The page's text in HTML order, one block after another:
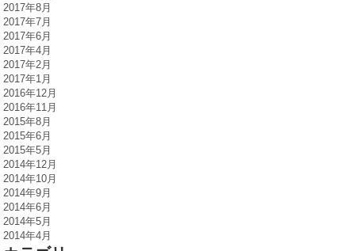
2017年8月
2017年7月
2017年6月
2017年4月
2017年2月
2017年1月
2016年12月
2016年11月
2015年8月
2015年6月
2015年5月
2014年12月
2014年10月
2014年9月
2014年6月
2014年5月
2014年4月